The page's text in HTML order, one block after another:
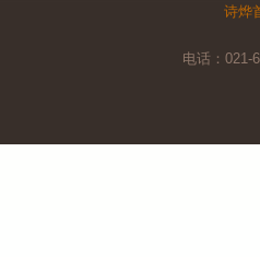
诗烨
电话：021-